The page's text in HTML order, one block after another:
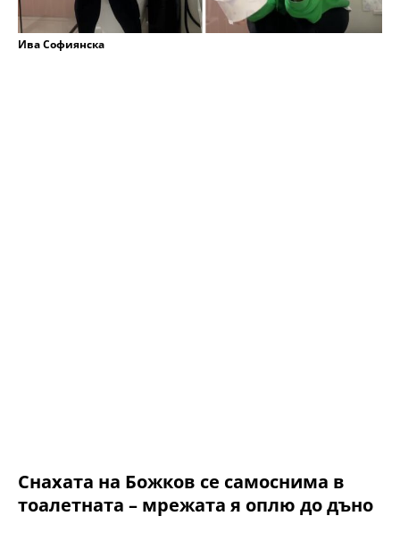
Ива Софиянска
Снахата на Божков се самоснима в
тоалетната – мрежата я оплю до дъно